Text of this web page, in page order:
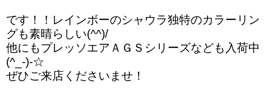
です！！レインボーのシャウラ独特のカラーリン
グも素晴らしい(^^)/
他にもプレッソエアＡＧＳシリーズなども入荷中
(^_-)-☆
ぜひご来店くださいませ！